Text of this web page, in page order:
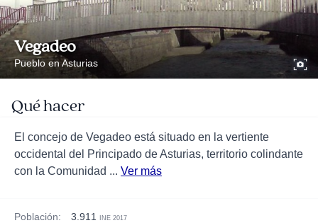
Vegadeo
Pueblo en Asturias
Qué hacer
El concejo de Vegadeo está situado en la vertiente
occidental del Principado de Asturias, territorio colindante
con la Comunidad ... Ver más
Población: 3.911 INE 2017